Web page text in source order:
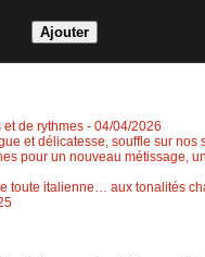
et de rythmes - 04/04/2026
et délicatesse, souffle sur nos
pour un nouveau métissage,
toute italienne… aux tonalités